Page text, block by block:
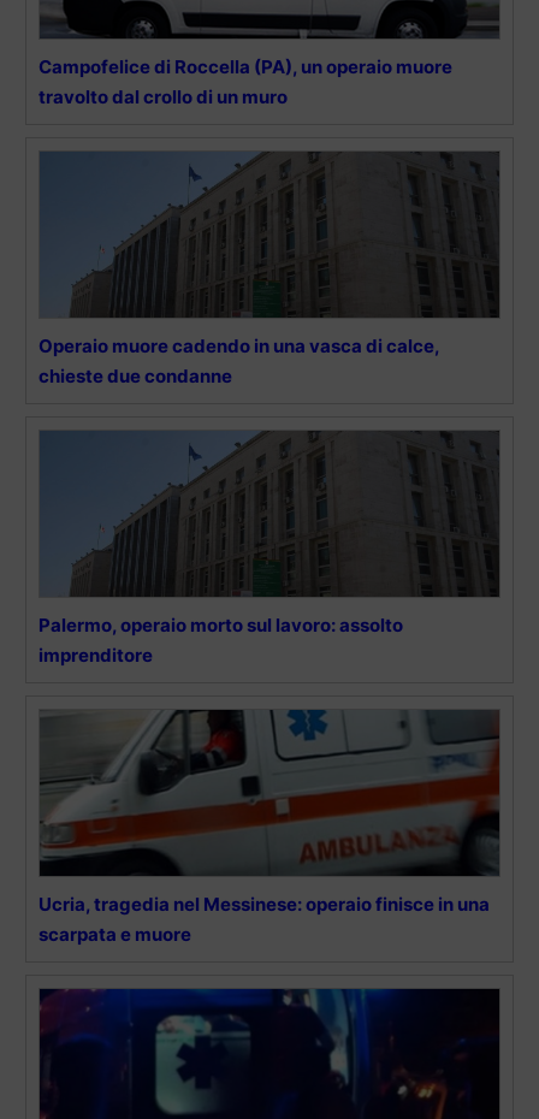
Campofelice di Roccella (PA), un operaio muore
travolto dal crollo di un muro
Operaio muore cadendo in una vasca di calce,
chieste due condanne
Palermo, operaio morto sul lavoro: assolto
imprenditore
Ucria, tragedia nel Messinese: operaio finisce in una
scarpata e muore